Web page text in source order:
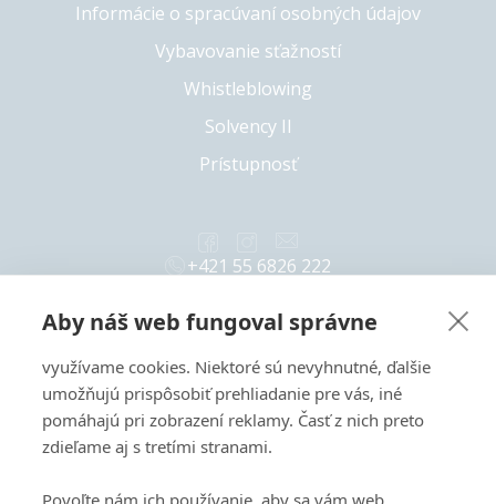
Informácie o spracúvaní osobných údajov
Vybavovanie sťažností
Whistleblowing
Solvency II
Prístupnosť
+421 55 6826 222
naňZásady ochrany súkromiaaZmluvné podmienky
spoločnosti Google.
Aby náš web fungoval správne
využívame cookies. Niektoré sú nevyhnutné, ďalšie
umožňujú prispôsobiť prehliadanie pre vás, iné
pomáhajú pri zobrazení reklamy. Časť z nich preto
zdieľame aj s tretími stranami.
Povoľte nám ich používanie, aby sa vám web